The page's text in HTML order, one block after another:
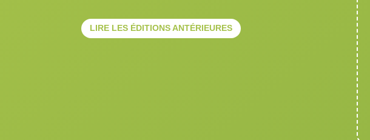
LIRE LES ÉDITIONS ANTÉRIEURES